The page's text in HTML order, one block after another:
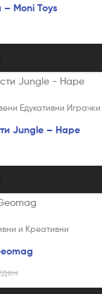
Moni Toys
Едукативни Играчки
Jungle – Hape
и Креативни
ден